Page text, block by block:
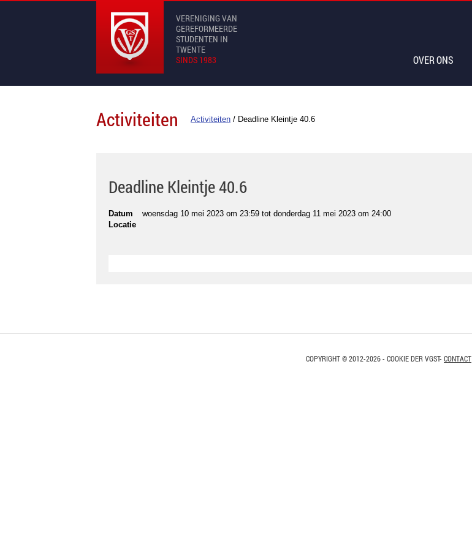
VERENIGING VAN
GEREFORMEERDE
STUDENTEN IN
TWENTE
SINDS 1983
OVER ONS
Activiteiten Activiteiten / Deadline Kleintje 40.6
Deadline Kleintje 40.6
Datum woensdag 10 mei 2023 om 23:59 tot donderdag 11 mei 2023 om 24:00
Locatie
COPYRIGHT © 2012-2026 - COOKIE DER VGST- CONTACT